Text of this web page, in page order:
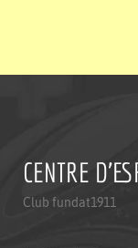
CENTRE
Club fundat1911